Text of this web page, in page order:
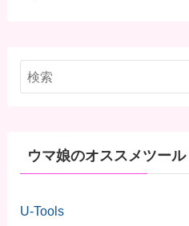
ウマ娘のオススメツール
U-Tools